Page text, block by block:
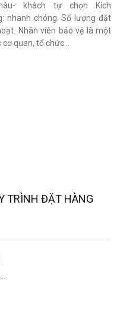
khách tự chọn Kích
nhanh chóng. Số lượng đặt
Nhân viên bảo vệ là một
quan, tổ chức...
TRÌNH ĐẶT HÀNG